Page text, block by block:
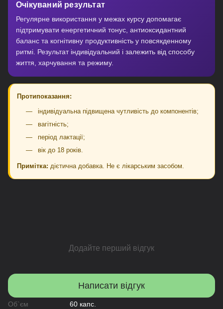
Очікуваний результат
Регулярне використання у межах курсу допомагає
підтримувати енергетичний тонус, антиоксидантний
баланс та когнітивну продуктивність у повсякденному
ритмі. Результат індивідуальний і залежить від способу
життя, харчування та режиму.
Протипоказання:
індивідуальна підвищена чутливість до компонентів;
вагітність;
період лактації;
вік до 18 років.
Примітка: дієтична добавка. Не є лікарським засобом.
Додайте перший відгук
Написати відгук
Об`єм 60 капс.